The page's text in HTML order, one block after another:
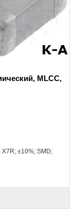
MLCC,
±10%; SMD;